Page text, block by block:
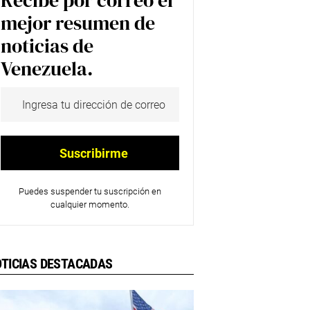
mejor resumen de
noticias de
Venezuela.
Puedes suspender tu suscripción en
cualquier momento.
DESTACADAS